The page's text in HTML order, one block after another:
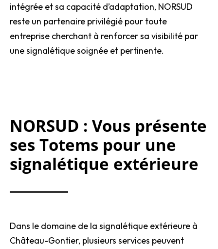
intégrée et sa capacité d’adaptation, NORSUD
reste un partenaire privilégié pour toute
entreprise cherchant à renforcer sa visibilité par
une signalétique soignée et pertinente.
NORSUD : Vous présente
ses Totems pour une
signalétique extérieure
Dans le domaine de la signalétique extérieure à
Château-Gontier, plusieurs services peuvent